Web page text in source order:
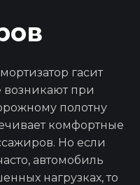
гасит
при
полотну
комфортные
Но если
автомобиль
нагрузках, то